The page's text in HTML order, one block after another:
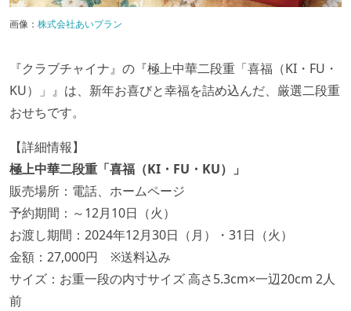
画像： 株式会社あいプラン
『クラブチャイナ』の『極上中華二段重「喜福（KI・FU・
KU）」』は、新年お喜びと幸福を詰め込んだ、厳選二段重
おせちです。
【詳細情報】
極上中華二段重「喜福（KI・FU・KU）」
販売場所：電話、ホームページ
予約期間：～12月10日（火）
お渡し期間：2024年12月30日（月）・31日（火）
金額：27,000円 ※送料込み
サイズ：お重一段の内寸サイズ 高さ5.3cm×一辺20cm 2人
前